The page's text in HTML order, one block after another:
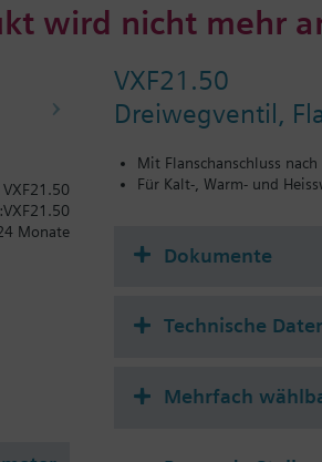
wird nicht mehr
VXF21.50
Dreiwegventil,
Mit Flanschanschluss nach
Für Kalt-, Warm- und
VXF21.50
Monate
Dokumente
Technische
Mehrfach